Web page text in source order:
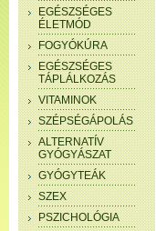
EGÉSZSÉGES
ÉLETMÓD
FOGYÓKÚRA
EGÉSZSÉGES
TÁPLÁLKOZÁS
VITAMINOK
SZÉPSÉGÁPOLÁS
ALTERNATÍV
GYÓGYÁSZAT
GYÓGYTEÁK
SZEX
PSZICHOLÓGIA